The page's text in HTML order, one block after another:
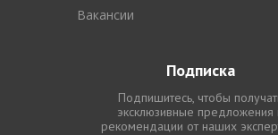
Вакансии
Подписка
Подпишитесь, чтобы
эксклюзивные предложения
рекомендации от наших